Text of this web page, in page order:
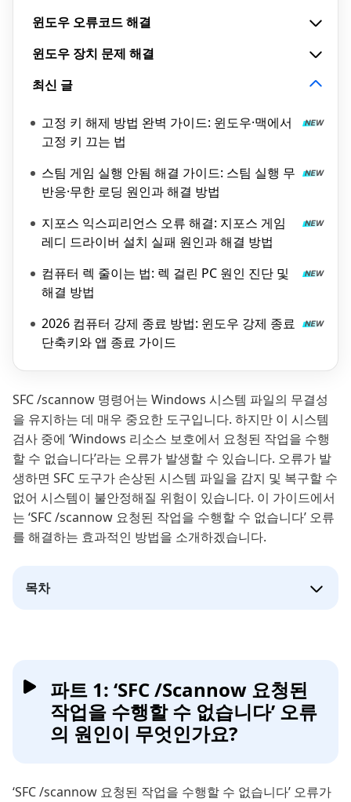
윈도우 오류코드 해결
윈도우 장치 문제 해결
최신 글
고정 키 해제 방법 완벽 가이드: 윈도우·맥에서
고정 키 끄는 법
스팀 게임 실행 안됨 해결 가이드: 스팀 실행 무
반응·무한 로딩 원인과 해결 방법
지포스 익스피리언스 오류 해결: 지포스 게임
레디 드라이버 설치 실패 원인과 해결 방법
컴퓨터 렉 줄이는 법: 렉 걸린 PC 원인 진단 및
해결 방법
2026 컴퓨터 강제 종료 방법: 윈도우 강제 종료
단축키와 앱 종료 가이드
SFC /scannow 명령어는 Windows 시스템 파일의 무결성
을 유지하는 데 매우 중요한 도구입니다. 하지만 이 시스템
검사 중에 ‘Windows 리소스 보호에서 요청된 작업을 수행
할 수 없습니다’라는 오류가 발생할 수 있습니다. 오류가 발
생하면 SFC 도구가 손상된 시스템 파일을 감지 및 복구할 수
없어 시스템이 불안정해질 위험이 있습니다. 이 가이드에서
는 ‘SFC /scannow 요청된 작업을 수행할 수 없습니다’ 오류
를 해결하는 효과적인 방법을 소개하겠습니다.
목차
파트 1: ‘SFC /Scannow 요청된
작업을 수행할 수 없습니다’ 오류
의 원인이 무엇인가요?
‘SFC /scannow 요청된 작업을 수행할 수 없습니다’ 오류가